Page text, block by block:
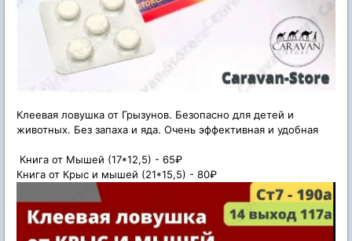
Клеевая ловушка от Грызунов. Безопасно для детей и
животных. Без запаха и яда. Очень эффективная и удобная
Книга от Мышей (17*12,5) - 65₽
Книга от Крыс и мышей (21*15,5) - 80₽